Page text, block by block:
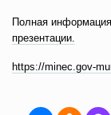
Полная
презентации.
https://minec.gov-